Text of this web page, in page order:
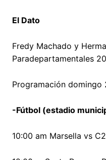
El Dato
Fredy Machado y
Paradepartamentales
Programación domingo
-Fútbol (estadio
10:00 am Marsella vs